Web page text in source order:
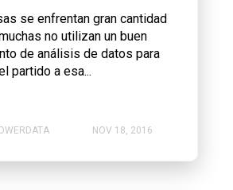
se enfrentan gran cantidad
no utilizan un buen
de análisis de datos para
partido a esa...
NOV 18, 2016